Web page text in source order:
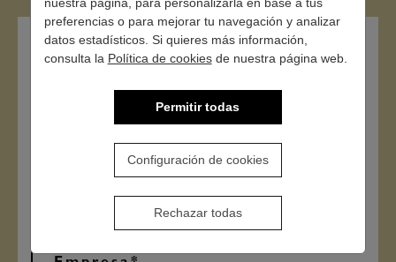
preferencias o para mejorar tu navegación y analizar
datos estadísticos. Si quieres más información,
consulta la Política de cookiesde nuestra página web.
Permitir todas
Configuración de cookies
Rechazar todas